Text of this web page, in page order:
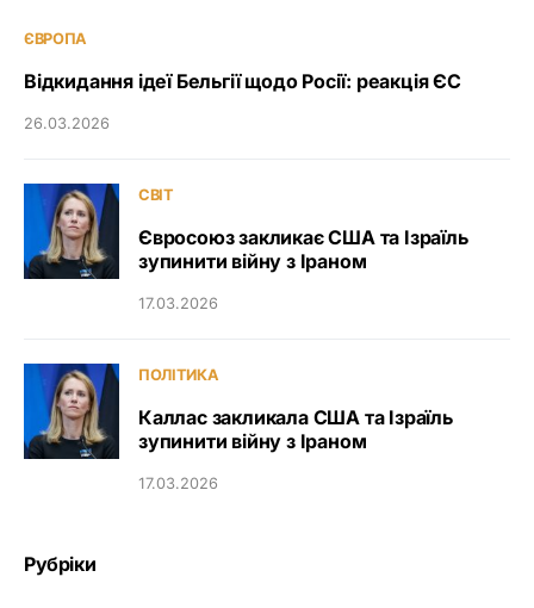
ЄВРОПА
Відкидання ідеї Бельгії щодо Росії: реакція ЄС
26.03.2026
СВІТ
Євросоюз закликає США та Ізраїль
зупинити війну з Іраном
17.03.2026
ПОЛІТИКА
Каллас закликала США та Ізраїль
зупинити війну з Іраном
17.03.2026
Рубріки